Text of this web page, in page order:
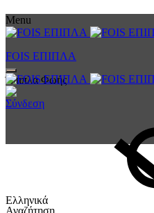
Menu
FOIS ΕΠΙΠΛΑ
Έπιπλα Φωής
Σύνδεση
Αναζήτηση
Ελληνικά